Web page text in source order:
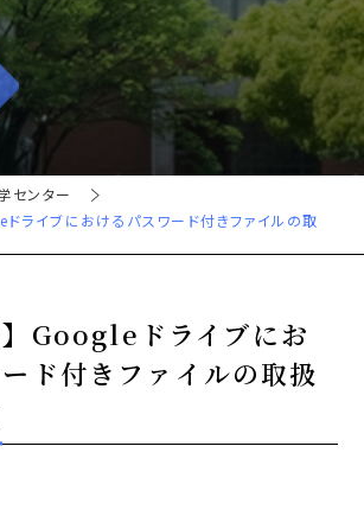
センター
ドライブにおけるパスワード付きファイルの取
】Googleドライブにお
ド付きファイルの取扱